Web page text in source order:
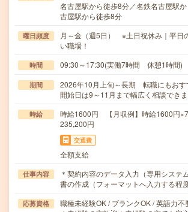
名古屋駅から徒歩8分／名鉄名古屋駅
古屋駅から徒歩8分
曜日頻度
月～金（週5日） ※土日祝休み｜平日
い職場！
時間 09:30～17:30(実働7時間 休憩1時間)
期間
2026年10月上旬～長期 転職にもおす
開始日は9～11月まで幅広く相談できま
時給
時給1600円 【月収例】時給1600円
235,200円
交通費
全額支給
仕事内容
＊契約内容のデータ入力（専用システ
書の作成（フォーマットへ入力する程
応募資格
職種未経験OK / ブランクOK / 英語力不